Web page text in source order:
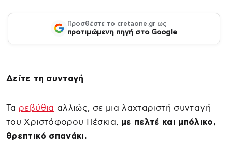
Προσθέστε το cretaone.gr ως
προτιμώμενη πηγή στο Google
Δείτε τη συνταγή
Τα ρεβύθια αλλιώς, σε μια λαχταριστή συνταγή
του Χριστόφορου Πέσκια, με πελτέ και μπόλικο,
θρεπτικό σπανάκι.